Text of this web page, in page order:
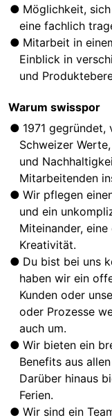
Möglichkeit,
eine fachlich
Mitarbeit in
Einblick in
und
Warum swisspor
1971
Schweizer
und
Mitarbeitenden
Wir pflegen
und ein
Miteinander,
Kreativität.
Du bist bei uns
haben wir ein
Kunden oder
oder Prozesse
auch um.
Wir bieten ein
Benefits aus
Darüber hinaus
Ferien.
Wir sind ein